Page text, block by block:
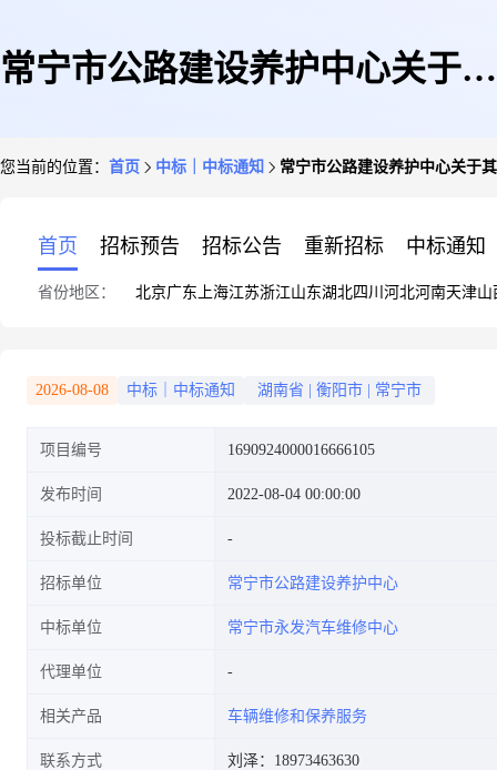
常宁市公路建设养护中心关于其
您当前的位置： 首页 中标｜中标通知 常宁市公路建设养护中心关于
首页 招标预告 招标公告 重新招标 中标通知
省份地区： 北京广东 上海江苏浙江山东湖北四川 河北河南天津山
2026-08-08 中标｜中标通知 湖南省 衡阳市 常宁市
项目编号 1690924000016666105
发布时间 2022-08-04 00:00:00
投标截止时间
招标单位 常宁市公路建设养护中心
中标单位 常宁市永发汽车维修中心
代理单位
相关产品 车辆维修和保养服务
联系方式 刘泽：18973463630